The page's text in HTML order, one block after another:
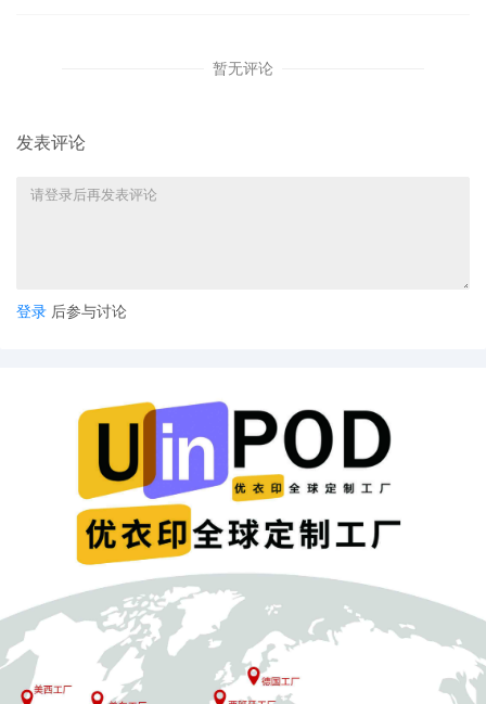
暂无评论
发表评论
登录 后参与讨论